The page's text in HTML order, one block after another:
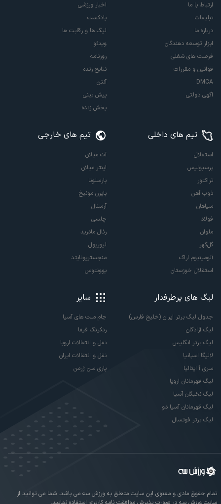
ارتباط با ما
تبلیغات
درباره ما
ابزار توسعه دهندگان
فرصت های شغلی
قوانین و مقررات
DMCA
آگهی دولتی
اخبار ورزشی
پادکست
لیگ ها و رقابت ها
ویدئو
روزنامه
نتایج زنده
آنتن
پیش بینی
پخش زنده
تیم های داخلی
استقلال
پرسپولیس
تراکتور
ذوب آهن
سپاهان
فولاد
ملوان
گل‌گهر
آلومینیوم اراک
استقلال خوزستان
تیم های خارجی
آث میلان
اینتر میلان
بارسلونا
بایرن مونیخ
آرسنال
چلسی
رئال مادرید
لیورپول
منچستریونایتد
یوونتوس
لیگ های پرطرفدار
جدول لیگ برتر ایران (خلیج فارس)
لیگ آزادگان
لیگ برتر انگلیس
لالیگا اسپانیا
سری آ ایتالیا
لیگ قهرمانان اروپا
لیگ نخبگان آسیا
لیگ قهرمانان آسیا دو
لیگ برتر فوتسال
سایر
جام ملت های آسیا
رنکینگ فیفا
نقل و انتقالات اروپا
نقل و انتقالات ایران
پاری سن ژرمن
تمام حقوق مادی و معنوی این سایت متعلق به ورزش سه می باشد. شما می توانید از